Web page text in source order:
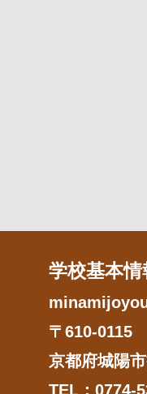
学校基本情
〒610-0115
京都府城陽
TEL：0774-